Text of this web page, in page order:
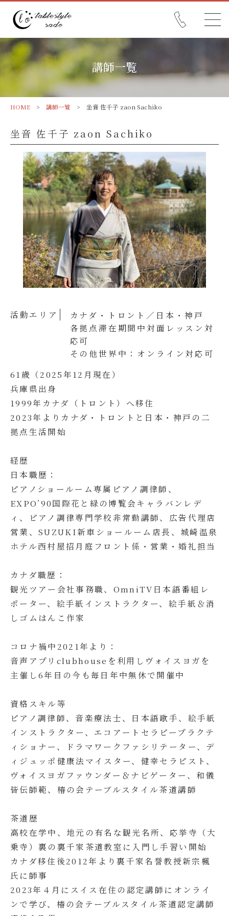
講師一覧
HOME> 講師一覧 > 坐音 佐千子 zaon Sachiko
坐音 佐千子 zaon Sachiko
活動エリア
カナダ・トロント／日本・神戸
各拠点滞在期間中対面レッスン対
応可
その他世界中：オンライン対応可
61歳（2025年12月現在）
兵庫県出身
1999年カナダ（トロント）へ移住
2023年よりカナダ・トロントと日本・神戸の二
拠点生活開始
経歴
日本職歴：
ピアノショールーム専属ピアノ調律師、
EXPO’90国際花と緑の博覧会キャラバンレデ
ィ、ピアノ調律専門学校非常勤講師、広告代理店
営業、SUZUKI新車ショールーム店長、城崎温泉
ホテル西村屋招月庭フロント係・営業・婚礼担当
カナダ職歴：
観光ツアー会社事務職、OmniTV日本語番組レ
ポーター、絵手紙インストラクター、絵手紙＆消
しゴムはんこ作家
コロナ禍中2021年より：
音声アプリclubhouseを利用しヴォイスヨガを
主催し6年目の今も毎日年中無休で開催中
資格スキル等
ピアノ調律師、音楽療法士、日本語歌手、絵手紙
インストラクター、エコアートセラピープラクテ
ィショナー、ドラマワークファシリテーター、デ
ィジュッポ健康法マイスター、健幸セラピスト、
ヴォイスヨガファウンダー＆ナビゲーター、和儀
皆伝師範、椿の会テーブルスタイル茶道講師
茶道歴
高校在学中、地元の有名な観光名所、応挙寺（大
乗寺）裏の裏千家茶道教室に入門し手習い開始
カナダ移住後2012年より裏千家名誉教授新宗楓
氏に師事
2023年４月にスイス在住の認定講師にオンライ
ンで学び、椿の会テーブルスタイル茶道認定講師